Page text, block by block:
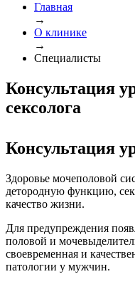
Главная
→
О клинике
→
Специалисты
Консультация
сексолога
Консультация
Здоровье мочеполовой
детородную функцию,
качество жизни.
Для предупреждения
половой и
своевременная и
патологии у мужчин.